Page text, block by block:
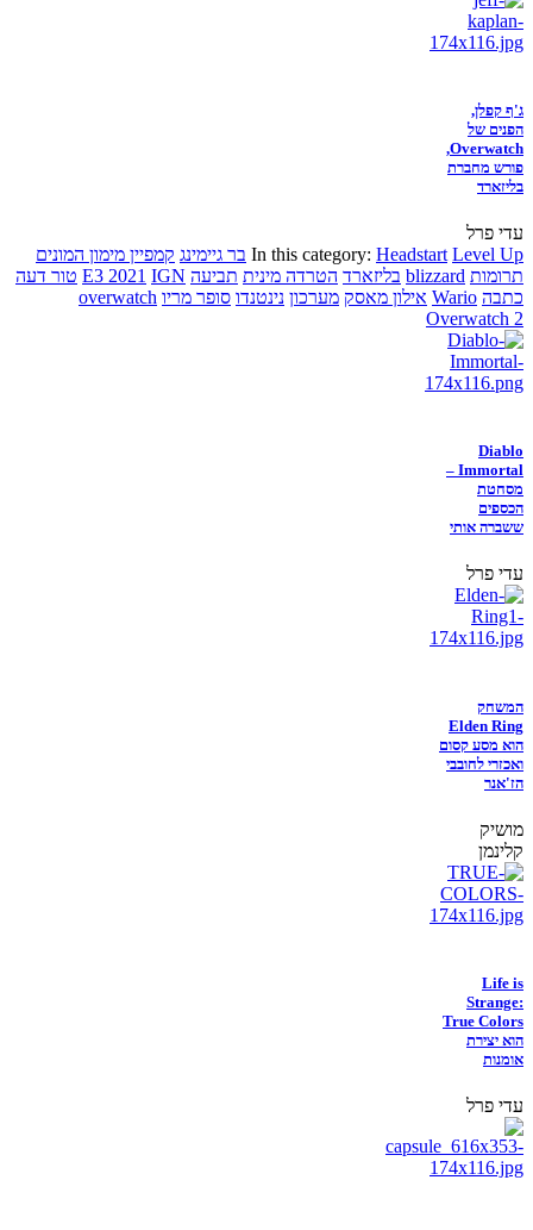
ג'ף קפלן,
הפנים של
Overwatch,
פורש מחברת
בליזארד
עדי פרל
In this category: Headstart Level Up בר גיימינג קמפיין מימון המונים
תרומות blizzard בליזארד הטרדה מינית תביעה E3 2021 IGN
טור דעה
כתבה Wario אילון מאסק מערכון נינטנדו סופר מריו overwatch
Overwatch 2
Diablo
Immortal –
מסחטת
הכספים
ששברה אותי
עדי פרל
המשחק
Elden Ring
הוא מסע קסום
ואכזרי לחובבי
הז'אנר
מושיק
קלינמן
Life is
Strange:
True Colors
הוא יצירת
אומנות
עדי פרל